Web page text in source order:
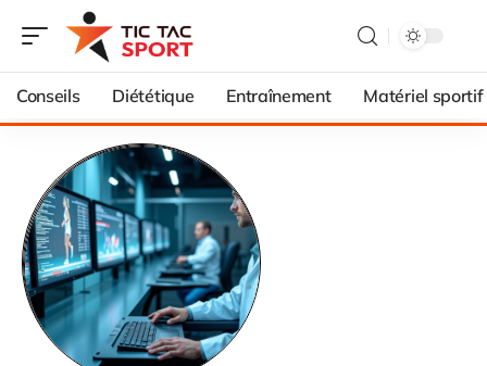
Conseils Diététique Entraînement Matériel sportif